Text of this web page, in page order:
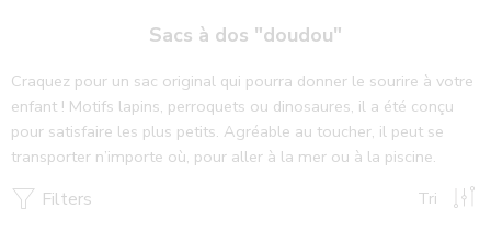
Sacs à dos "doudou"
Craquez pour un sac original qui pourra donner le sourire à votre
enfant ! Motifs lapins, perroquets ou dinosaures, il a été conçu
pour satisfaire les plus petits. Agréable au toucher, il peut se
transporter n’importe où, pour aller à la mer ou à la piscine.
Filters Tri